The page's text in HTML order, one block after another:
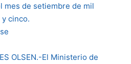
mes de setiembre de mil
cinco.
OLSEN.-El Ministerio de